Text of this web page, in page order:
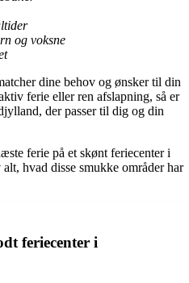
og voksne
dine behov og ønsker til din
ferie eller ren afslapning, så er
der passer til dig og din
ferie på et skønt feriecenter i
hvad disse smukke områder har
feriecenter i